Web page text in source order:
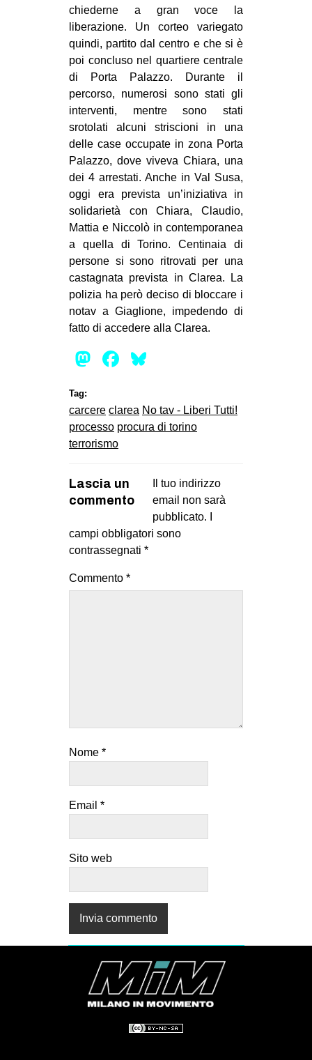
SEARCH
chiederne a gran voce la
liberazione. Un corteo variegato
quindi, partito dal centro e che si è
poi concluso nel quartiere centrale
di Porta Palazzo. Durante il
percorso, numerosi sono stati gli
interventi, mentre sono stati
srotolati alcuni striscioni in una
delle case occupate in zona Porta
Palazzo, dove viveva Chiara, una
dei 4 arrestati. Anche in Val Susa,
oggi era prevista un’iniziativa in
solidarietà con Chiara, Claudio,
Mattia e Niccolò in contemporanea
a quella di Torino. Centinaia di
persone si sono ritrovati per una
castagnata prevista in Clarea. La
polizia ha però deciso di bloccare i
notav a Giaglione, impedendo di
fatto di accedere alla Clarea.
Mastodon
Facebook
Tag:
carcere clarea No tav - Liberi Tutti!
processo procura di torino
terrorismo
Lascia un
commento
Il tuo indirizzo
email non sarà
pubblicato.
campi obbligatori sono
contrassegnati *
Commento *
Nome *
Email *
Sito web